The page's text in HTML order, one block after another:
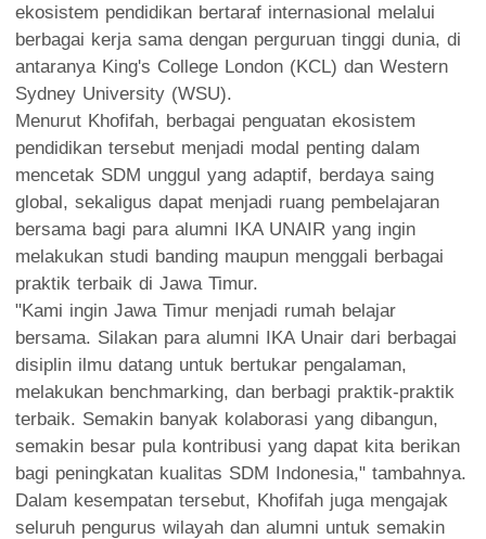
ekosistem pendidikan bertaraf internasional melalui
berbagai kerja sama dengan perguruan tinggi dunia, di
antaranya King's College London (KCL) dan Western
Sydney University (WSU).
Menurut Khofifah, berbagai penguatan ekosistem
pendidikan tersebut menjadi modal penting dalam
mencetak SDM unggul yang adaptif, berdaya saing
global, sekaligus dapat menjadi ruang pembelajaran
bersama bagi para alumni IKA UNAIR yang ingin
melakukan studi banding maupun menggali berbagai
praktik terbaik di Jawa Timur.
"Kami ingin Jawa Timur menjadi rumah belajar
bersama. Silakan para alumni IKA Unair dari berbagai
disiplin ilmu datang untuk bertukar pengalaman,
melakukan benchmarking, dan berbagi praktik-praktik
terbaik. Semakin banyak kolaborasi yang dibangun,
semakin besar pula kontribusi yang dapat kita berikan
bagi peningkatan kualitas SDM Indonesia," tambahnya.
Dalam kesempatan tersebut, Khofifah juga mengajak
seluruh pengurus wilayah dan alumni untuk semakin